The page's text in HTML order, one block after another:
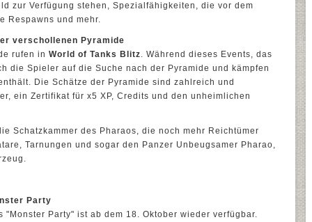
zur Verfügung stehen, Spezialfähigkeiten, die vor dem
Respawns und mehr.
verschollenen Pyramide
rufen in World of Tanks Blitz. Während dieses Events, das
die Spieler auf die Suche nach der Pyramide und kämpfen
Die Schätze der Pyramide sind zahlreich und
ein Zertifikat für x5 XP, Credits und den unheimlichen
Schatzkammer des Pharaos, die noch mehr Reichtümer
Tarnungen und sogar den Panzer Unbeugsamer Pharao,
Party
Party" ist ab dem 18. Oktober wieder verfügbar.